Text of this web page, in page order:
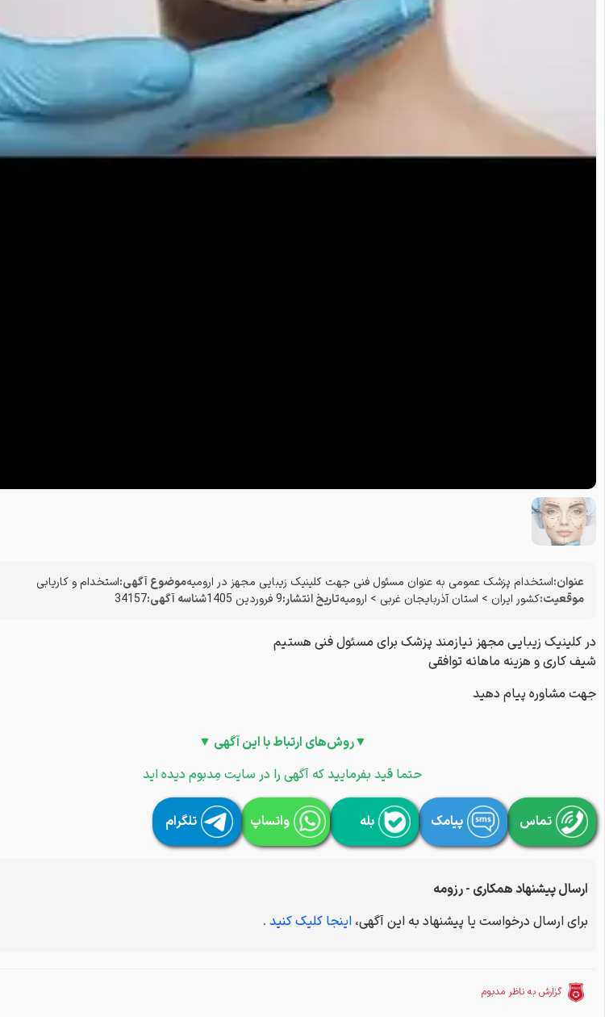
عنوان:استخدام پزشک عمومی به عنوان مسئول فنی جهت کلینیک زیبایی مجهز در ارومیهموضوع آگهی:استخدام و کاریابی
موقعیت:کشور ایران > استان آذربایجان غربی > ارومیهتاریخ انتشار:9 فروردین 1405 شناسه آگهی:34157
در کلینیک زیبایی مجهز نیازمند پزشک برای مسئول فنی هستیم
شیف کاری و هزینه ماهانه توافقی
جهت مشاوره پیام دهید
▼روش‌های ارتباط با این آگهی ▼
حتما قید بفرمایید که آگهی را در سایت مِدبوم دیده اید
تماس پیامک بله واتساپ تلگرام
ارسال پیشنهاد همکاری - رزومه
برای ارسال درخواست یا پیشنهاد به این آگهی، اینجا کلیک کنید .
گزارش به ناظر مدبوم